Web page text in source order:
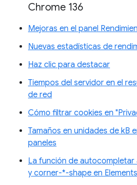
Chrome 136
Mejoras en el panel
Nuevas estadísticas de
Haz clic para destacar
Tiempos del servidor en el
de red
Cómo filtrar cookies en
Tamaños en unidades de kB
paneles
La función de
y corner-*-shape en